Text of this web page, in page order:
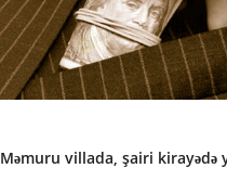
villada, şairi kirayədə